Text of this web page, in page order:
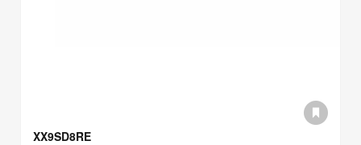
XX9SD8RE